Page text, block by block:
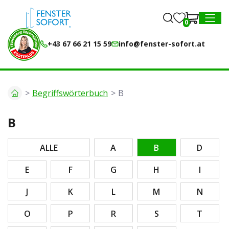
MENU
+43 67 66 21 15 59 info@fenster-sofort.at
0
Begriffswörterbuch B
B
ALLE A B
D
E
F G H
I
J
K L M
N
O
P R S
T